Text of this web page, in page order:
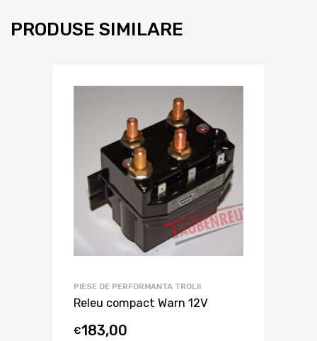
PRODUSE SIMILARE
PIESE DE PERFORMANTA TROLII
Releu compact Warn 12V
€183,00